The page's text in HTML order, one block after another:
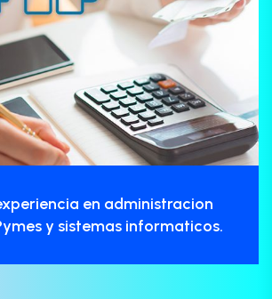
en administracion
y sistemas informaticos.